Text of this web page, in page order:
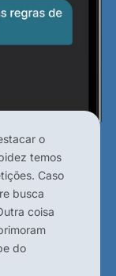
o
temos
Caso
busca
coisa
do